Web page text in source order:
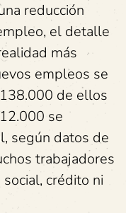
reducción
el detalle
más
empleos se
de ellos
se
según datos de
trabajadores
crédito ni